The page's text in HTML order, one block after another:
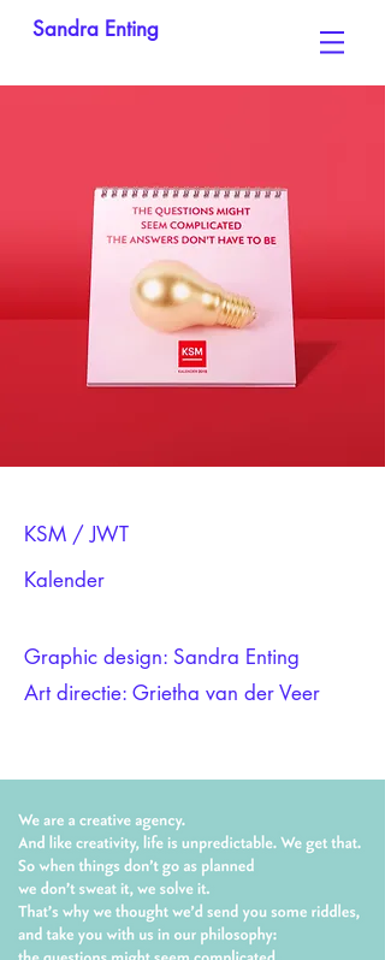
Sandra Enting
Graphic design: Sandra Enting
Art directie: Grietha van der Veer
KSM / JWT
Kalender